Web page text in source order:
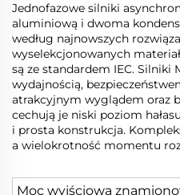
Jednofazowe silniki
aluminiową i dwoma
według najnowszych
wyselekcjonowanych
są ze standardem IEC. Silniki
wydajnością,
atrakcyjnym wyglądem oraz
cechują je niski poziom
i prosta konstrukcja.
a wielokrotność momentu
Moc wyjściowa